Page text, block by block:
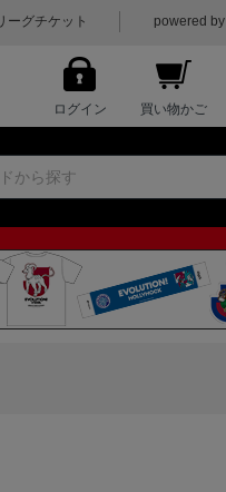
ーグチケット powered by
ログイン 買い物かご